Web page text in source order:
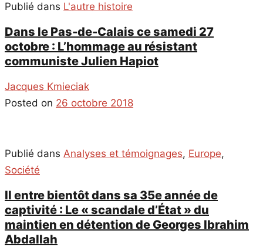
Publié dans L'autre histoire
Dans le Pas-de-Calais ce samedi 27
octobre : L’hommage au résistant
communiste Julien Hapiot
Jacques Kmieciak
Posted on 26 octobre 2018
Publié dans Analyses et témoignages, Europe,
Société
Il entre bientôt dans sa 35e année de
captivité : Le « scandale d’État » du
maintien en détention de Georges Ibrahim
Abdallah